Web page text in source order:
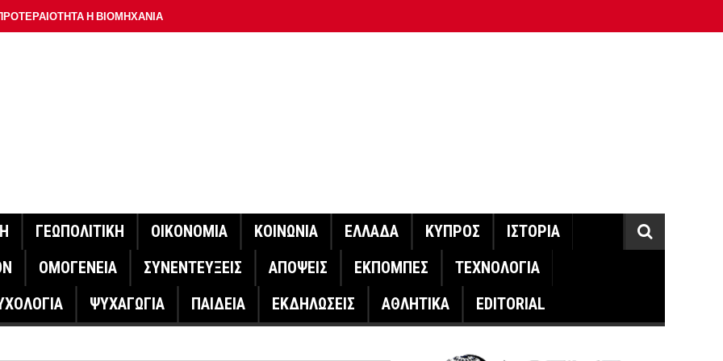
Η ΒΙΟΜΗΧΑΝΙΑ
Η ΠΛΑΤΦΟΡΜΑ
ΣΑΝ ΣΗΜΕΡΑ
Ο ΜΗΤΣΟΤΑΚΗΣ ΓΙΑ ΤΟΥΣ ΠΥΡΟΠΛΗΚΤΟΥΣ
ΕΡΕΥΝΗΤΗΣ ΣΤΗ ΔΑΝΙΑ ΣΧΕΔΙΑΖΕΙ DRONE ΓΙΑ ΤΗ
ΓΕΩΠΟΛΙΤΙΚΗ ΟΙΚΟΝΟΜΙΑ ΚΟΙΝΩΝΙΑ ΕΛΛΑΔΑ ΚΥΠΡΟΣ
ΙΣΤΟΡΙΑ
ΟΜΟΓΕΝΕΙΑ ΣΥΝΕΝΤΕΥΞΕΙΣ ΑΠΟΨΕΙΣ ΕΚΠΟΜΠΕΣ
ΤΕΧΝΟΛΟΓΙΑ
ΨΥΧΑΓΩΓΙΑ ΠΑΙΔΕΙΑ ΕΚΔΗΛΩΣΕΙΣ ΑΘΛΗΤΙΚΑ EDITORIAL